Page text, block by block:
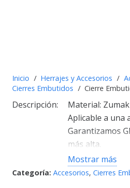
Inicio / Herrajes y Accesorios /
Cierres Embutidos / Cierre
Descripción:
Material:
Aplicable a una
Garantizamos
más alta.
En sistemas y
maniobra
Mostrar más
Categoría: Accesorios, Cierres